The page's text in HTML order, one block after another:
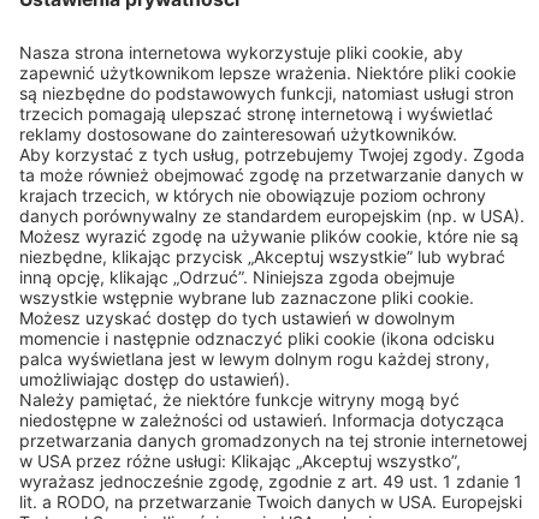
Kontakt
BEKO TECHNOLOGIES Sp. z o.o.
ul. Pańska 73
00-834 WARSZAWA
Tel: +48 (22 314 75 40)
Kontakt
Linki